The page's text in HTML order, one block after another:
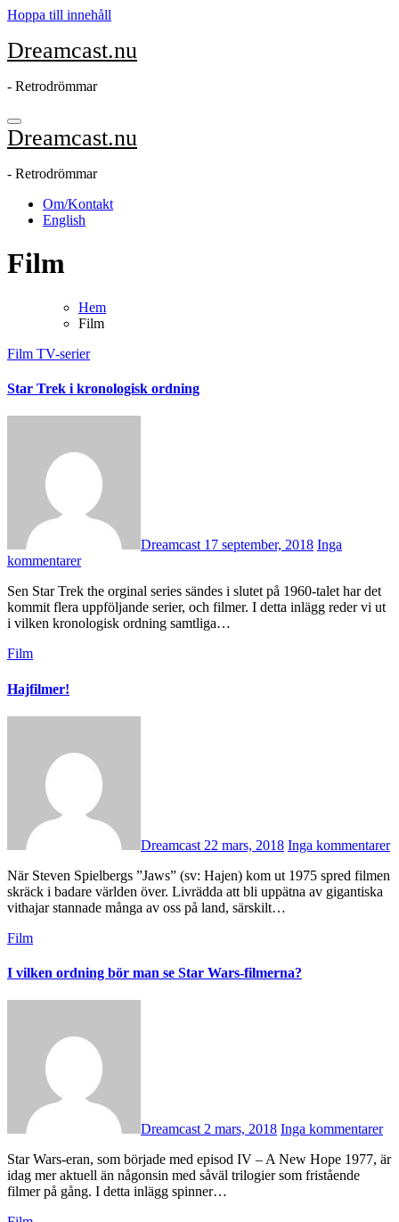
Hoppa till innehåll
Dreamcast.nu
- Retrodrömmar
Dreamcast.nu
- Retrodrömmar
Om/Kontakt
English
Film
Hem
Film
Film TV-serier
Star Trek i kronologisk ordning
Dreamcast 17 september, 2018 Inga
kommentarer
Sen Star Trek the orginal series sändes i slutet på 1960-talet har det
kommit flera uppföljande serier, och filmer. I detta inlägg reder vi ut
i vilken kronologisk ordning samtliga…
Film
Hajfilmer!
Dreamcast 22 mars, 2018 Inga kommentarer
När Steven Spielbergs ”Jaws” (sv: Hajen) kom ut 1975 spred filmen
skräck i badare världen över. Livrädda att bli uppätna av gigantiska
vithajar stannade många av oss på land, särskilt…
Film
I vilken ordning bör man se Star Wars-filmerna?
Dreamcast2 mars, 2018 Inga kommentarer
Star Wars-eran, som började med episod IV – A New Hope 1977, är
idag mer aktuell än någonsin med såväl trilogier som fristående
filmer på gång. I detta inlägg spinner…